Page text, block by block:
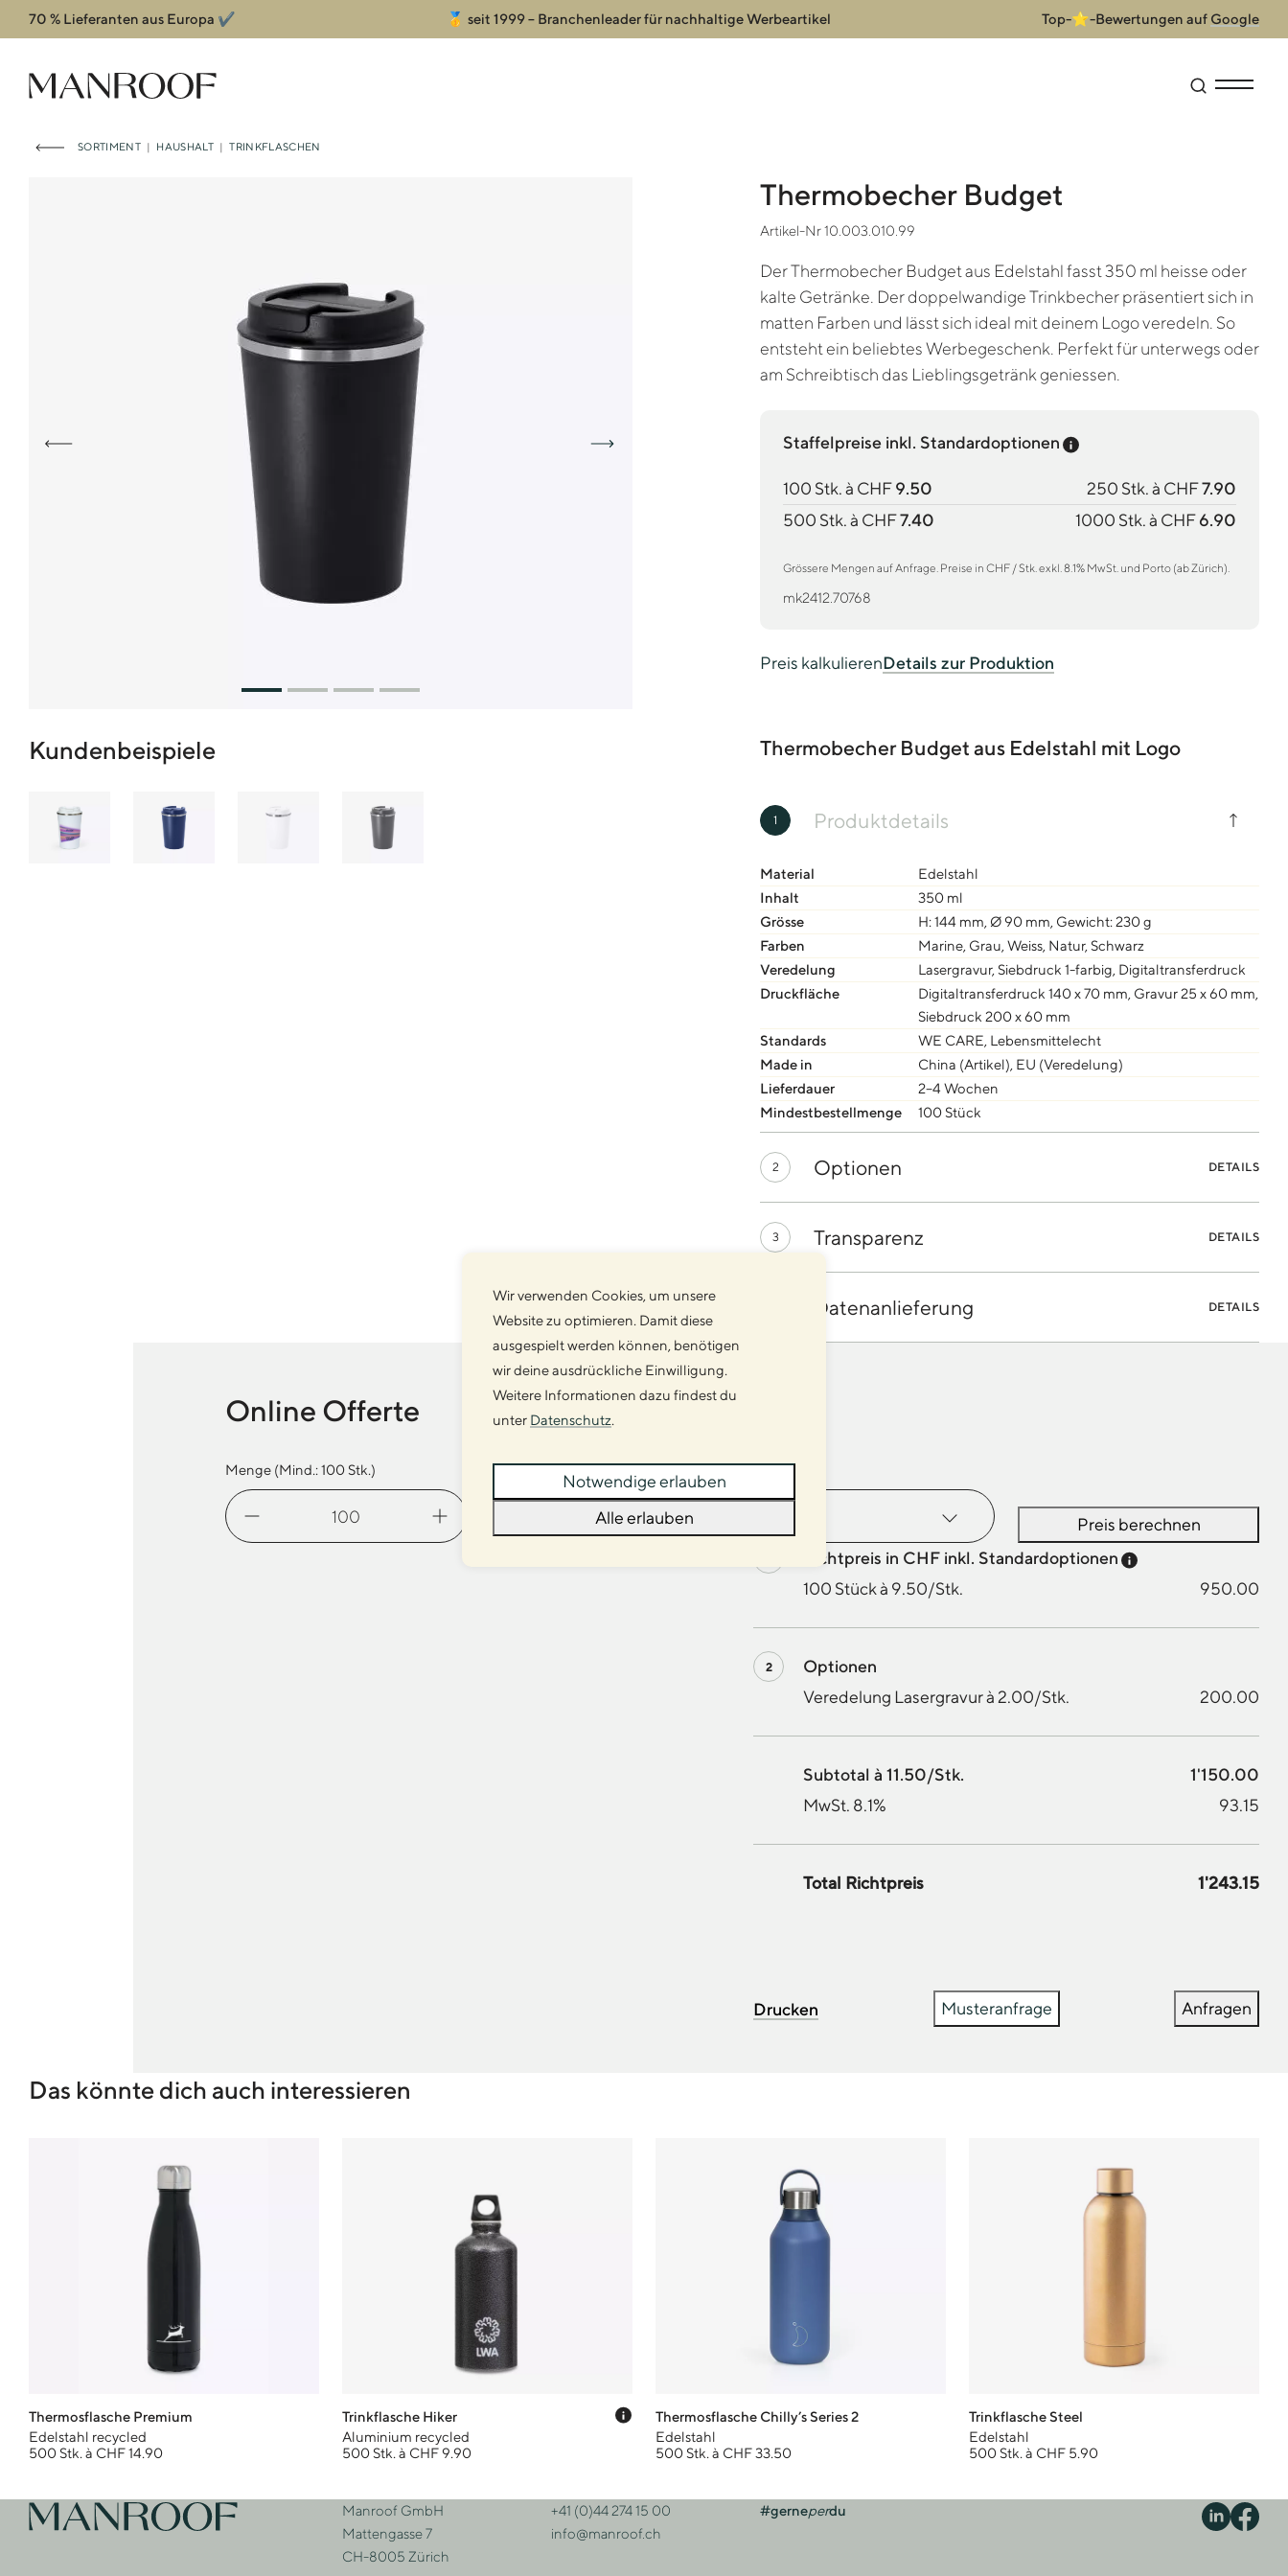
70 % Lieferanten aus Europa ✔️ 🥇 seit 1999 – Branchenleader für nachhaltige Werbeartikel Top-⭐-Bewertungen auf Google
Header
Manroof GmbH Suche
SORTIMENT | HAUSHALT | TRINKFLASCHEN
Thermobecher Budget
Artikel-Nr 10.003.010.99
Der Thermobecher Budget aus Edelstahl fasst 350 ml heisse oder
kalte Getränke. Der doppelwandige Trinkbecher präsentiert sich in
matten Farben und lässt sich ideal mit deinem Logo veredeln. So
entsteht ein beliebtes Werbegeschenk. Perfekt für unterwegs oder
am Schreibtisch das Lieblingsgetränk geniessen.
Staffelpreise inkl. Standardoptionen Preis-Tooltip anzeigen
100 Stk. à CHF9.50 250 Stk. à CHF7.90
500 Stk. à CHF7.40 1000 Stk. à CHF6.90
Grössere Mengen auf Anfrage. Preise in CHF / Stk. exkl. 8.1% MwSt. und Porto (ab Zürich).
mk2412.70768
Preis kalkulierenDetails zur Produktion
Kundenbeispiele Thermobecher Budget aus Edelstahl mit Logo
1 Produktdetails
Material
Edelstahl
Inhalt
350 ml
Grösse
H: 144 mm, Ø 90 mm, Gewicht: 230 g
Farben
Marine, Grau, Weiss, Natur, Schwarz
Veredelung
Lasergravur, Siebdruck 1-farbig, Digitaltransferdruck
Druckfläche
Digitaltransferdruck 140 x 70 mm, Gravur 25 x 60 mm,
Siebdruck 200 x 60 mm
Standards
WE CARE, Lebensmittelecht
Made in
China (Artikel), EU (Veredelung)
Lieferdauer
2–4 Wochen
Mindestbestellmenge
100 Stück
2 Optionen DETAILS
3 Transparenz DETAILS
Datenanlieferung DETAILS
Online Offerte
Menge (Mind.:100Stk.)
Thermobecher
Budget
Veredelung
Preis berechnen
Richtpreis in CHF inkl. Standardoptionen
Preis-Tooltip
100 Stück à 9.50/Stk.
950.00
Optionen
Veredelung Lasergravur à 2.00/Stk.
200.00
Subtotal à 11.50/Stk.
1'150.00
MwSt. 8.1%
93.15
Total Richtpreis 1'243.15
Musteranfrage Anfragen
Das könnte dich auch interessieren
Thermosflasche Premium
Edelstahl recycled
500 Stk. à CHF 14.90
Trinkflasche Hiker
Aluminium recycled
500 Stk. à CHF 9.90
Preis-Tooltip anzeigen
Thermosflasche Chilly’s Series 2
Edelstahl
500 Stk. à CHF 33.50
Trinkflasche Steel
Edelstahl
500 Stk. à CHF 5.90
Footer
Zur Startseite Adresse
Manroof GmbH
Mattengasse 7
CH-8005 Zürich
Kontakt
+41 (0)44 274 15 00
info@manroof.ch
#gerneperdu
Wir verwenden Cookies, um unsere
Website zu optimieren. Damit diese
ausgespielt werden können, benötigen
wir deine ausdrückliche Einwilligung.
Weitere Informationen dazu findest du
unter Datenschutz.
Notwendige erlauben
Alle erlauben